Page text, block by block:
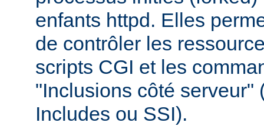
enfants httpd. Elles
de contrôler les
scripts CGI et les
"Inclusions côté serveur"
Includes ou SSI).